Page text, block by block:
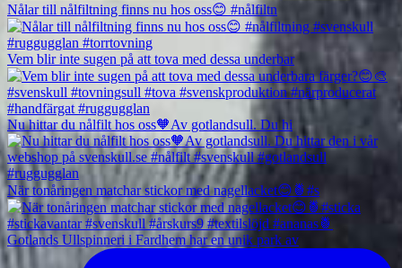
Nålar till nålfiltning finns nu hos oss😊 #nålfiltn
Vem blir inte sugen på att tova med dessa underbar
Nu hittar du nålfilt hos oss🧡Av gotlandsull. Du hi
När tonåringen matchar stickor med nagellacket😊🍍#s
Gotlands Ullspinneri i Fardhem har en unik park av